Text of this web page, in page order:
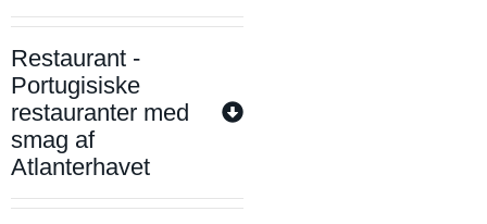
Restaurant -
Portugisiske
restauranter med
smag af
Atlanterhavet